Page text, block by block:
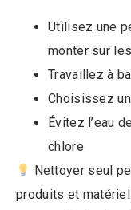
Utilisez une
monter sur
Travaillez à
Choisissez
Évitez l’eau
chlore
Nettoyer seul
produits et